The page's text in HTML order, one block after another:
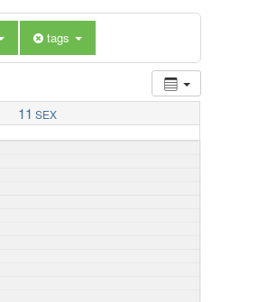
tags
11 SEX